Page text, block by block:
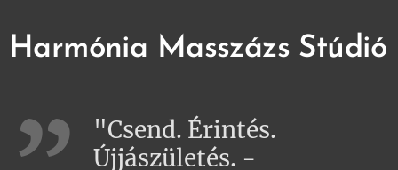
Harmónia Masszázs Stúdió
"Csend. Érintés.
Újjászületés. -